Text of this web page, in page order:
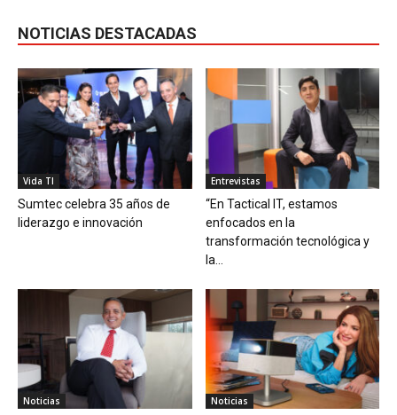
NOTICIAS DESTACADAS
Vida TI
Sumtec celebra 35 años de
liderazgo e innovación
Entrevistas
“En Tactical IT, estamos
enfocados en la
transformación tecnológica y
la...
Noticias Noticias